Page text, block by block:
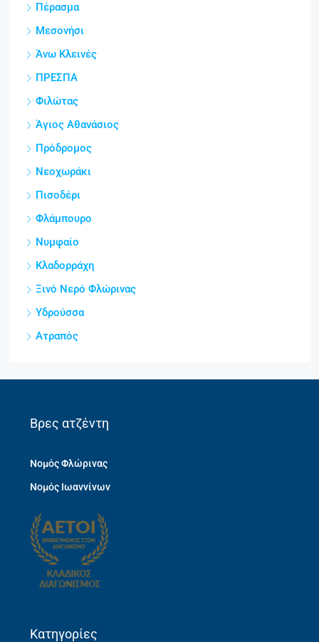
Πέρασμα
Μεσονήσι
Άνω Κλεινές
ΠΡΕΣΠΑ
Φιλώτας
Άγιος Αθανάσιος
Πρόδρομος
Νεοχωράκι
Πισοδέρι
Φλάμπουρο
Νυμφαίο
Κλαδορράχη
Ξινό Νερό Φλώρινας
Υδρούσσα
Ατραπός
Βρες ατζέντη
Νομός Φλώρινας
Νομός Ιωαννίνων
Κατηγορίες